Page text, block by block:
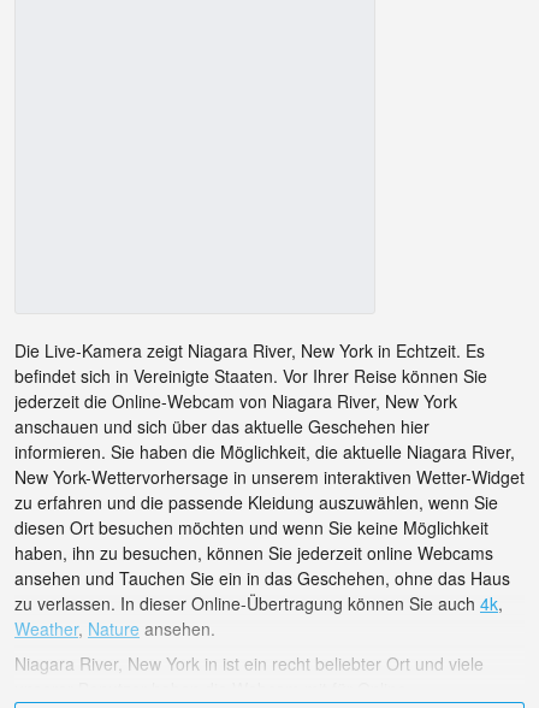
Die Live-Kamera zeigt Niagara River, New York in Echtzeit. Es
befindet sich in Vereinigte Staaten. Vor Ihrer Reise können Sie
jederzeit die Online-Webcam von Niagara River, New York
anschauen und sich über das aktuelle Geschehen hier
informieren. Sie haben die Möglichkeit, die aktuelle Niagara River,
New York-Wettervorhersage in unserem interaktiven Wetter-Widget
zu erfahren und die passende Kleidung auszuwählen, wenn Sie
diesen Ort besuchen möchten und wenn Sie keine Möglichkeit
haben, ihn zu besuchen, können Sie jederzeit online Webcams
ansehen und Tauchen Sie ein in das Geschehen, ohne das Haus
zu verlassen. In dieser Online-Übertragung können Sie auch 4k,
Weather, Nature ansehen.
Niagara River, New York in ist ein recht beliebter Ort und viele